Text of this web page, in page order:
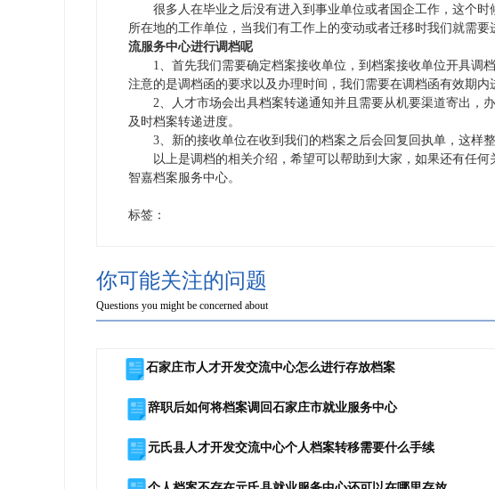
很多人在毕业之后没有进入到事业单位或者国企工作，这个时
所在地的工作单位，当我们有工作上的变动或者迁移时我们就需要
流服务中心进行调档呢
1、首先我们需要确定档案接收单位，到档案接收单位开具调
注意的是调档函的要求以及办理时间，我们需要在调档函有效期内
2、人才市场会出具档案转递通知并且需要从机要渠道寄出，
及时档案转递进度。
3、新的接收单位在收到我们的档案之后会回复回执单，这样整
以上是调档的相关介绍，希望可以帮助到大家，如果还有任何
智嘉档案服务中心。
标签：
你可能关注的问题
Questions you might be concerned about
石家庄市人才开发交流中心怎么进行存放档案
辞职后如何将档案调回石家庄市就业服务中心
元氏县人才开发交流中心个人档案转移需要什么手续